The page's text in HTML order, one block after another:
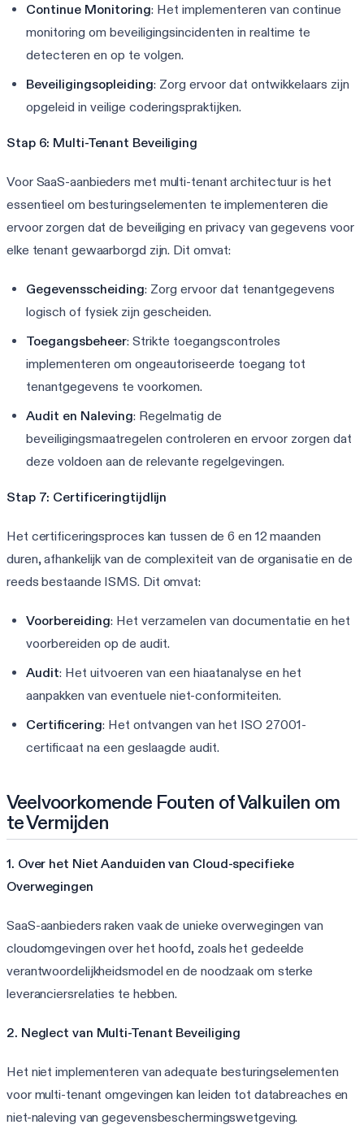
Continue Monitoring: Het implementeren van continue
monitoring om beveiligingsincidenten in realtime te
detecteren en op te volgen.
Beveiligingsopleiding: Zorg ervoor dat ontwikkelaars zijn
opgeleid in veilige coderingspraktijken.
Stap 6: Multi-Tenant Beveiliging
Voor SaaS-aanbieders met multi-tenant architectuur is het
essentieel om besturingselementen te implementeren die
ervoor zorgen dat de beveiliging en privacy van gegevens voor
elke tenant gewaarborgd zijn. Dit omvat:
Gegevensscheiding: Zorg ervoor dat tenantgegevens
logisch of fysiek zijn gescheiden.
Toegangsbeheer: Strikte toegangscontroles
implementeren om ongeautoriseerde toegang tot
tenantgegevens te voorkomen.
Audit en Naleving: Regelmatig de
beveiligingsmaatregelen controleren en ervoor zorgen dat
deze voldoen aan de relevante regelgevingen.
Stap 7: Certificeringtijdlijn
Het certificeringsproces kan tussen de 6 en 12 maanden
duren, afhankelijk van de complexiteit van de organisatie en de
reeds bestaande ISMS. Dit omvat:
Voorbereiding: Het verzamelen van documentatie en het
voorbereiden op de audit.
Audit: Het uitvoeren van een hiaatanalyse en het
aanpakken van eventuele niet-conformiteiten.
Certificering: Het ontvangen van het ISO 27001-
certificaat na een geslaagde audit.
Veelvoorkomende Fouten of Valkuilen om
te Vermijden
1. Over het Niet Aanduiden van Cloud-specifieke
Overwegingen
SaaS-aanbieders raken vaak de unieke overwegingen van
cloudomgevingen over het hoofd, zoals het gedeelde
verantwoordelijkheidsmodel en de noodzaak om sterke
leveranciersrelaties te hebben.
2. Neglect van Multi-Tenant Beveiliging
Het niet implementeren van adequate besturingselementen
voor multi-tenant omgevingen kan leiden tot databreaches en
niet-naleving van gegevensbeschermingswetgeving.